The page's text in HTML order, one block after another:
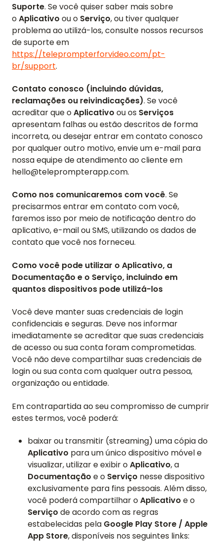
Suporte. Se você quiser saber mais sobre
oAplicativo ou o Serviço, ou tiver qualquer
problema ao utilizá-los, consulte nossos recursos
de suporte em
https://teleprompterforvideo.com/pt-
br/support.
Contato conosco (incluindo dúvidas,
reclamações ou reivindicações). Se você
acreditar que oAplicativo ou os Serviços
apresentam falhas ou estão descritos de forma
incorreta, ou desejar entrar em contato conosco
por qualquer outro motivo, envie um e-mail para
nossa equipe de atendimento ao cliente em
hello@teleprompterapp.com.
Como nos comunicaremos com você. Se
precisarmos entrar em contato com você,
faremos isso por meio de notificação dentro do
aplicativo, e-mail ou SMS, utilizando os dados de
contato que você nos forneceu.
Como você pode utilizar o Aplicativo, a
Documentação e o Serviço, incluindo em
quantos dispositivos pode utilizá-los
Você deve manter suas credenciais de login
confidenciais e seguras. Deve nos informar
imediatamente se acreditar que suas credenciais
de acesso ou sua conta foram comprometidas.
Você não deve compartilhar suas credenciais de
login ou sua conta com qualquer outra pessoa,
organização ou entidade.
Em contrapartida ao seu compromisso de cumprir
estes termos, você poderá:
baixar ou transmitir (streaming) uma cópia do
Aplicativo para um único dispositivo móvel e
visualizar, utilizar e exibir oAplicativo, a
Documentação e o Serviço nesse dispositivo
exclusivamente para fins pessoais. Além disso,
você poderá compartilhar oAplicativo e o
Serviço de acordo com as regras
estabelecidas pela Google Play Store / Apple
App Store, disponíveis nos seguintes links: